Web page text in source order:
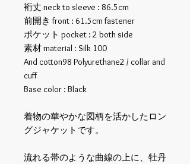
裄丈 neck to sleeve : 86.5cm
前開き front : 61.5cm fastener
ポケット pocket : 2 both side
素材 material : Silk 100
And cotton98 Polyurethane2 / collar and
cuff
Base color : Black
着物の華やかな図柄を活かしたロン
グジャケットです。
流れる帯のような曲線の上に、牡丹